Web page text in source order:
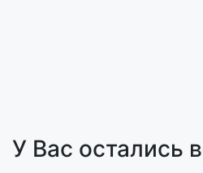
У Вас остались